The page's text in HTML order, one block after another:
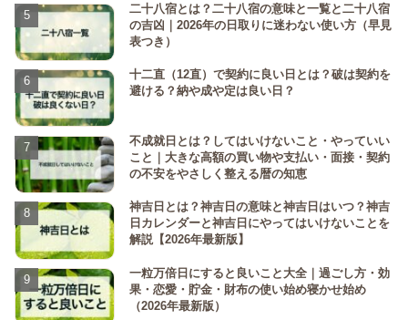
二十八宿とは？二十八宿の意味と一覧と二十八宿
の吉凶｜2026年の日取りに迷わない使い方（早見
表つき）
十二直（12直）で契約に良い日とは？破は契約を
避ける？納や成や定は良い日？
不成就日とは？してはいけないこと・やっていい
こと｜大きな高額の買い物や支払い・面接・契約
の不安をやさしく整える暦の知恵
神吉日とは？神吉日の意味と神吉日はいつ？神吉
日カレンダーと神吉日にやってはいけないことを
解説【2026年最新版】
一粒万倍日にすると良いこと大全｜過ごし方・効
果・恋愛・貯金・財布の使い始め寝かせ始め
（2026年最新版）